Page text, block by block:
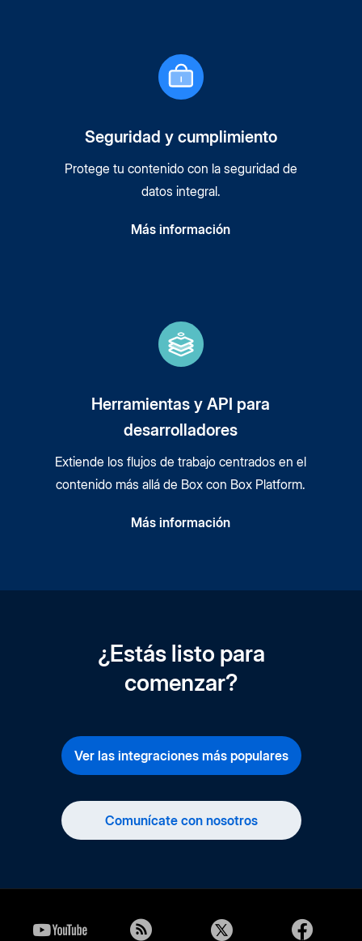
Seguridad y cumplimiento
Protege tu contenido con la seguridad de
datos integral.
Más información
Herramientas y API para
desarrolladores
Extiende los flujos de trabajo centrados en el
contenido más allá de Box con Box Platform.
Más información
¿Estás listo para
comenzar?
Ver las integraciones más populares
Comunícate con nosotros